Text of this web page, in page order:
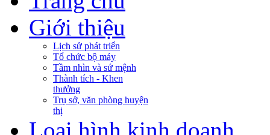
Giới thiệu
Lịch sử phát triển
Tổ chức bộ máy
Tầm nhìn và sứ mệnh
Thành tích - Khen
thưởng
Trụ sở, văn phòng huyện
thị